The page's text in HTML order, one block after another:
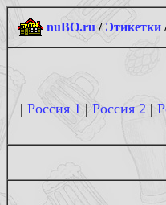
nuBO.ru / Этикетки
| Россия 1| Россия 2 |